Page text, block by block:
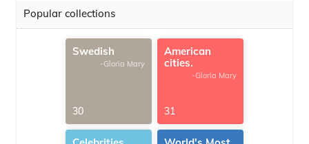
Popular collections
Swedish
-Gloria Mary
30
American
cities.
-Gloria Mary
31